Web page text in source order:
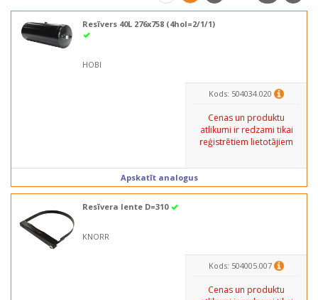
Resīvers 40L 276x758 (4hol=2/1/1)
HOBI
Kods: 504034.020
Cenas un produktu
atlikumi ir redzami tikai
reģistrētiem lietotājiem
Apskatīt analogus
Resīvera lente D=310
KNORR
Kods: 504005.007
Cenas un produktu